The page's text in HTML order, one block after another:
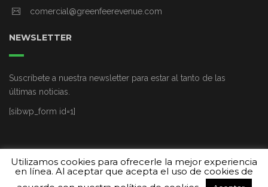
comercial@greenfeerevenue.com
NEWSLETTER
Suscríbete a nuestra newsletter para estar al tanto de las
últimas noticias.
[sibwp_form id=1]
Utilizamos cookies para ofrecerle la mejor experiencia
en línea. Al aceptar que acepta el uso de cookies de